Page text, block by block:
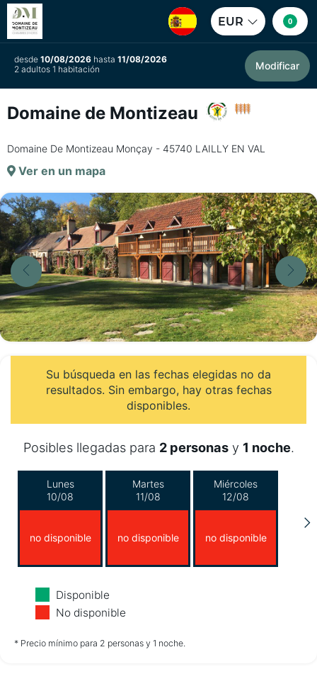
EUR 0
desde 10/08/2026 hasta 11/08/2026
2 adultos 1 habitación
Modificar
Domaine de Montizeau
Domaine De Montizeau Monçay - 45740 LAILLY EN VAL
Ver en un mapa
Su búsqueda en las fechas elegidas no da
resultados. Sin embargo, hay otras fechas
disponibles.
Posibles llegadas para 2 personasy 1 noche.
Lunes
10/08
no disponible
Martes
11/08
no disponible
Miércoles
12/08
no disponible
Jueves
13/08
no disponible no disponible
Disponible
No disponible
* Precio mínimo para 2 personas y 1 noche.